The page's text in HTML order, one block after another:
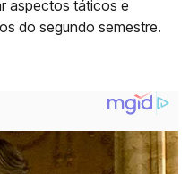
aspectos táticos e
do segundo semestre.